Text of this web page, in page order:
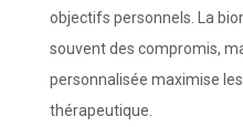
objectifs personnels. La
souvent des compromis,
personnalisée maximise
thérapeutique.